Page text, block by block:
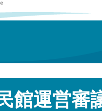
館運営審